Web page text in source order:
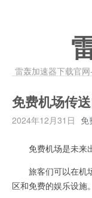
雷轰加速器下载官
免费机场传送
2024年12月31日 免
免费机场是未来出
旅客们可以在机场
区和免费的娱乐设施。